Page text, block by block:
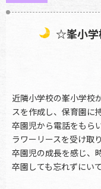
☆峯小学
近隣小学校の峯小学校
スを作成し、保育園に
卒園児から電話をもら
ラワーリースを受け取
卒園児の成長を感じ、
卒園しても忘れずにい